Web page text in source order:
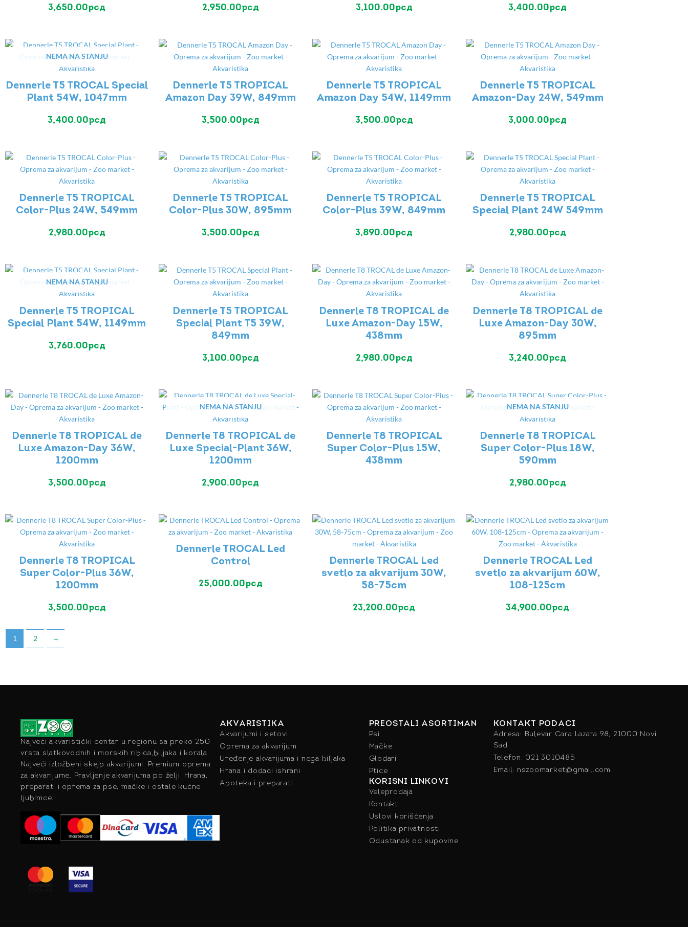
3,650.00рсд 2,950.00рсд 3,100.00рсд 3,400.00рсд
NEMA NA STANJU
Dennerle T5 TROCAL Special
Plant 54W, 1047mm
3,400.00рсд
Dennerle T5 TROPICAL
Amazon Day 39W, 849mm
3,500.00рсд
Dennerle T5 TROPICAL
Amazon Day 54W, 1149mm
3,500.00рсд
Dennerle T5 TROPICAL
Amazon-Day 24W, 549mm
3,000.00рсд
Dennerle T5 TROPICAL
Color-Plus 24W, 549mm
2,980.00рсд
Dennerle T5 TROPICAL
Color-Plus 30W, 895mm
3,500.00рсд
Dennerle T5 TROPICAL
Color-Plus 39W, 849mm
3,890.00рсд
Dennerle T5 TROPICAL
Special Plant 24W 549mm
2,980.00рсд
NEMA NA STANJU
Dennerle T5 TROPICAL
Special Plant 54W, 1149mm
3,760.00рсд
Dennerle T5 TROPICAL
Special Plant T5 39W,
849mm
3,100.00рсд
Dennerle T8 TROPICAL de
Luxe Amazon-Day 15W,
438mm
2,980.00рсд
Dennerle T8 TROPICAL de
Luxe Amazon-Day 30W,
895mm
3,240.00рсд
Dennerle T8 TROPICAL de
Luxe Amazon-Day 36W,
1200mm
3,500.00рсд
NEMA NA STANJU
Dennerle T8 TROPICAL de
Luxe Special-Plant 36W,
1200mm
2,900.00рсд
Dennerle T8 TROPICAL
Super Color-Plus 15W,
438mm
NEMA NA STANJU
Dennerle T8 TROPICAL
Super Color-Plus 18W,
590mm
2,980.00рсд
Dennerle T8 TROPICAL
Super Color-Plus 36W,
1200mm
3,500.00рсд
Dennerle TROCAL Led
Control
25,000.00рсд
Dennerle TROCAL Led
svetlo za akvarijum 30W,
58-75cm
23,200.00рсд
Dennerle TROCAL Led
svetlo za akvarijum 60W,
108-125cm
34,900.00рсд
1 2 →
Najveći akvaristički centar u regionu sa preko 250
vrsta slatkovodnih i morskih ribica,biljaka i korala.
Najveći izložbeni skejp akvarijumi. Premium oprema
za akvarijume. Pravljenje akvarijuma po želji. Hrana,
preparati i oprema za pse, mačke i ostale kućne
ljubimce.
AKVARISTIKA
Akvarijumi i setovi
Oprema za akvarijum
Uređenje akvarijuma i nega biljaka
Hrana i dodaci ishrani
Apoteka i preparati
PREOSTALI ASORTIMAN
Psi
Mačke
Glodari
Ptice
KORISNI LINKOVI
Veleprodaja
Kontakt
Uslovi korišćenja
Politika privatnosti
Odustanak od kupovine
KONTAKT PODACI
Adresa: Bulevar Cara Lazara 98, 21000 Novi
Sad
Telefon: 021 3010485
Email: nszoomarket@gmail.com